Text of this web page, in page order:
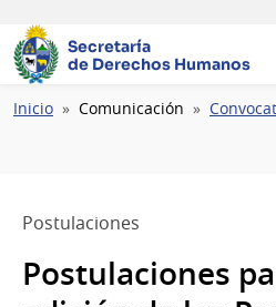
Secretaría
de Derechos Humanos
Ruta
Inicio Comunicación
Postulaciones
Postulaciones